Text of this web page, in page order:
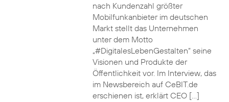
nach Kundenzahl größter
Mobilfunkanbieter im deutschen
Markt stellt das Unternehmen
unter dem Motto
„#DigitalesLebenGestalten“ seine
Visionen und Produkte der
Öffentlichkeit vor. Im Interview, das
im Newsbereich auf CeBIT.de
erschienen ist, erklärt CEO […]